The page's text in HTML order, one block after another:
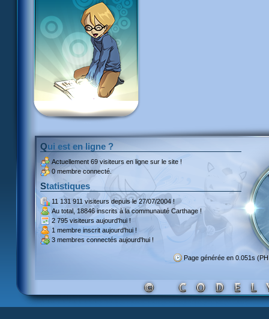
Qui est en ligne ?
Actuellement 69 visiteurs en ligne sur le site !
0 membre connecté.
Statistiques
11 131 911 visiteurs depuis le 27/07/2004 !
Au total, 18846 inscritsà la communauté Carthage !
2 795 visiteurs aujourd'hui !
1 membre inscrit aujourd'hui !
3 membres connectés aujourd'hui !
Page générée en 0.051s